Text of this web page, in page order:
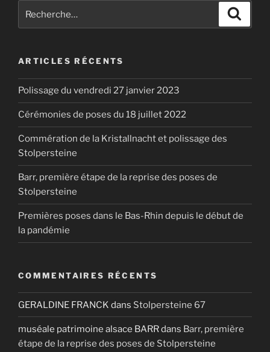
pour
ARTICLES RÉCENTS
Polissage du vendredi 27 janvier 2023
Cérémonies de poses du 18 juillet 2022
Commération de la Kristallnacht et polissage des
Stolpersteine
Barr, première étape de la reprise des poses de
Stolpersteine
Premières poses dans le Bas-Rhin depuis le début de
la pandémie
COMMENTAIRES RÉCENTS
GERALDINE FRANCK dans Stolpersteine 67
muséale patrimoine alsace BARRdans Barr, première
étape de la reprise des poses de Stolpersteine